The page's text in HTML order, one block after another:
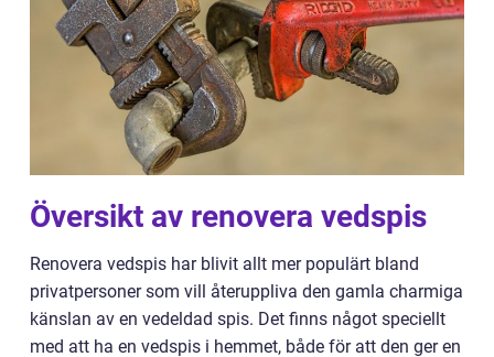
Översikt av renovera vedspis
Renovera vedspis har blivit allt mer populärt bland
privatpersoner som vill återuppliva den gamla charmiga
känslan av en vedeldad spis. Det finns något speciellt
med att ha en vedspis i hemmet, både för att den ger en